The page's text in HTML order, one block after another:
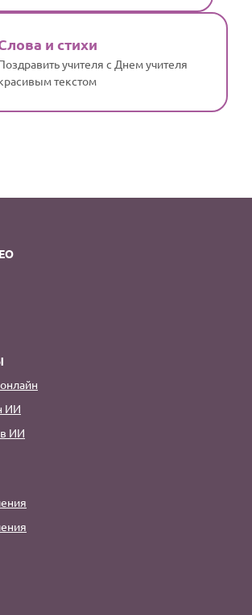
и стихи
учителя с Днем учителя
текстом
ИИ
ИИ